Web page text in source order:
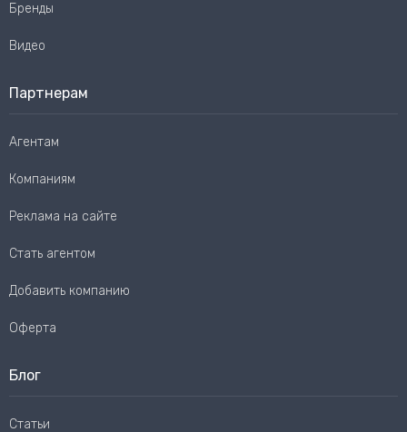
Бренды
Видео
Партнерам
Агентам
Компаниям
Реклама на сайте
Стать агентом
Добавить компанию
Оферта
Блог
Статьи